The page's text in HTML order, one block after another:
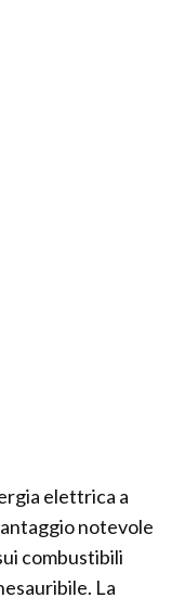
elettrica a
notevole
combustibili
La